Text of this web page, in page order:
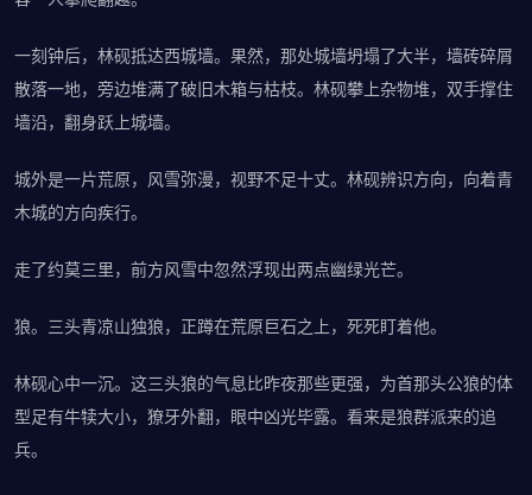
一刻钟后，林砚抵达西城墙。果然，那处城墙坍塌了大半，墙砖碎屑
散落一地，旁边堆满了破旧木箱与枯枝。林砚攀上杂物堆，双手撑住
墙沿，翻身跃上城墙。
城外是一片荒原，风雪弥漫，视野不足十丈。林砚辨识方向，向着青
木城的方向疾行。
走了约莫三里，前方风雪中忽然浮现出两点幽绿光芒。
狼。三头青凉山独狼，正蹲在荒原巨石之上，死死盯着他。
林砚心中一沉。这三头狼的气息比昨夜那些更强，为首那头公狼的体
型足有牛犊大小，獠牙外翻，眼中凶光毕露。看来是狼群派来的追
兵。